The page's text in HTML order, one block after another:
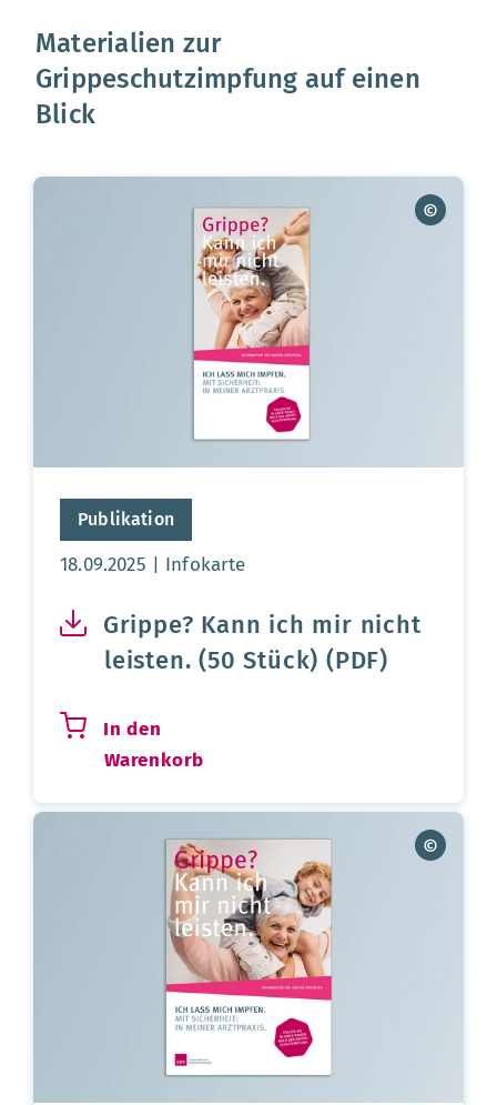
Materialien zur
Grippeschutzimpfung auf einen
Blick
Publikation
Aktualisierungsdatum:
18.09.2025 Infokarte
Grippe? Kann ich mir nicht
leisten. (50 Stück) (PDF)
In den
Warenkorb